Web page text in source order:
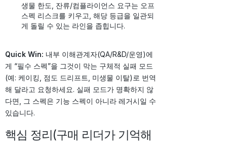
생물 한도, 잔류/컴플라이언스 요구는 오프
스펙 리스크를 키우고, 해당 등급을 일관되
게 돌릴 수 있는 라인을 좁힙니다.
Quick Win: 내부 이해관계자(QA/R&D/운영)에
게 “필수 스펙”을 그것이 막는 구체적 실패 모드
(예: 케이킹, 점도 드리프트, 미생물 이탈)로 번역
해 달라고 요청하세요. 실패 모드가 명확하지 않
다면, 그 스펙은 기능 스펙이 아니라 레거시일 수
있습니다.
핵심 정리(구매 리더가 기억해